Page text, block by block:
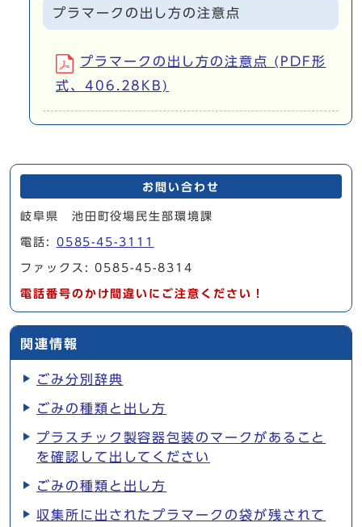
プラマークの出し方の注意点
プラマークの出し方の注意点 (PDF形
式、406.28KB)
お問い合わせ
岐阜県 池田町役場民生部環境課
電話: 0585-45-3111
ファックス: 0585-45-8314
電話番号のかけ間違いにご注意ください！
関連情報
ごみ分別辞典
ごみの種類と出し方
プラスチック製容器包装のマークがあること
を確認して出してください
ごみの種類と出し方
収集所に出されたプラマークの袋が残されて